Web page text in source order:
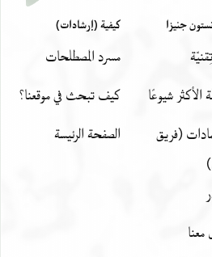
جنيزا
الأكثر شيوعًا
(فريق
كيفية (إرشادات)
مسرد المصطلحات
كيف تبحث في موقعنا؟
الصفحة الرئيسة